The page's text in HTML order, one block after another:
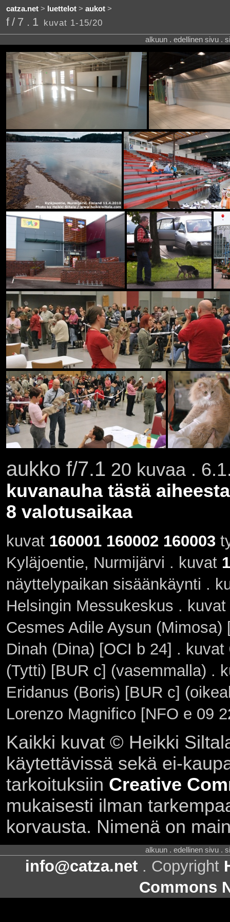
catza.net> luettelot> aukot>
f/7.1 kuvat 1-15/20
alkuun . edellinen sivu .
aukko f/7.1 20 kuvaa .
kuvanauha tästä aiheesta
8 valotusaikaa
kuvat 160001 160002 160003
Kyläjoentie, Nurmijärvi . kuvat
näyttelypaikan sisäänkäynti .
Helsingin Messukeskus . kuvat
Cesmes Adile Aysun
Dinah (Dina) [OCI b 24] . kuvat
(Tytti) [BUR c] (vasemmalla) .
Eridanus (Boris) [BUR c]
Lorenzo Magnifico [NFO e 09
Kaikki kuvat © Heikki
käytettävissä sekä ei-
tarkoituksiin Creative
mukaisesti ilman
korvausta. Nimenä on
alkuun . edellinen sivu .
info@catza.net . Copyright
Commons